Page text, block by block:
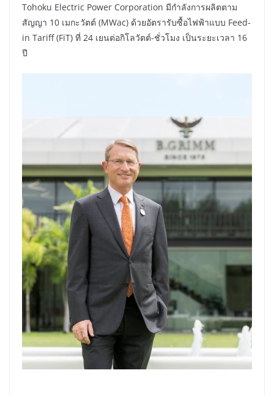
Tohoku Electric Power Corporation มีกำลังการผลิตตาม
สัญญา 10 เมกะวัตต์ (MWac) ด้วยอัตรารับซื้อไฟฟ้าแบบ Feed-
in Tariff (FiT) ที่ 24 เยนต่อกิโลวัตต์-ชั่วโมง เป็นระยะเวลา 16
ปี